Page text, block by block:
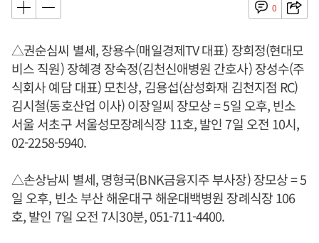
0
△권순심씨 별세, 장용수(매일경제TV 대표) 장희정(현대모
비스 직원) 장혜경 장숙정(김천신애병원 간호사) 장성수(주
식회사 예담 대표) 모친상, 김용섭(삼성화재 김천지점 RC)
김시철(동호산업 이사) 이장일씨 장모상 = 5일 오후, 빈소
서울 서초구 서울성모장례식장 11호, 발인 7일 오전 10시,
02-2258-5940.
△손상남씨 별세, 명형국(BNK금융지주 부사장) 장모상 = 5
일 오후, 빈소 부산 해운대구 해운대백병원 장례식장 106
호, 발인 7일 오전 7시30분, 051-711-4400.